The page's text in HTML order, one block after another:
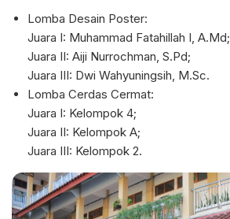
Lomba Desain Poster:
Juara I: Muhammad Fatahillah I, A.Md;
Juara II: Aiji Nurrochman, S.Pd;
Juara III: Dwi Wahyuningsih, M.Sc.
Lomba Cerdas Cermat:
Juara I: Kelompok 4;
Juara II: Kelompok A;
Juara III: Kelompok 2.